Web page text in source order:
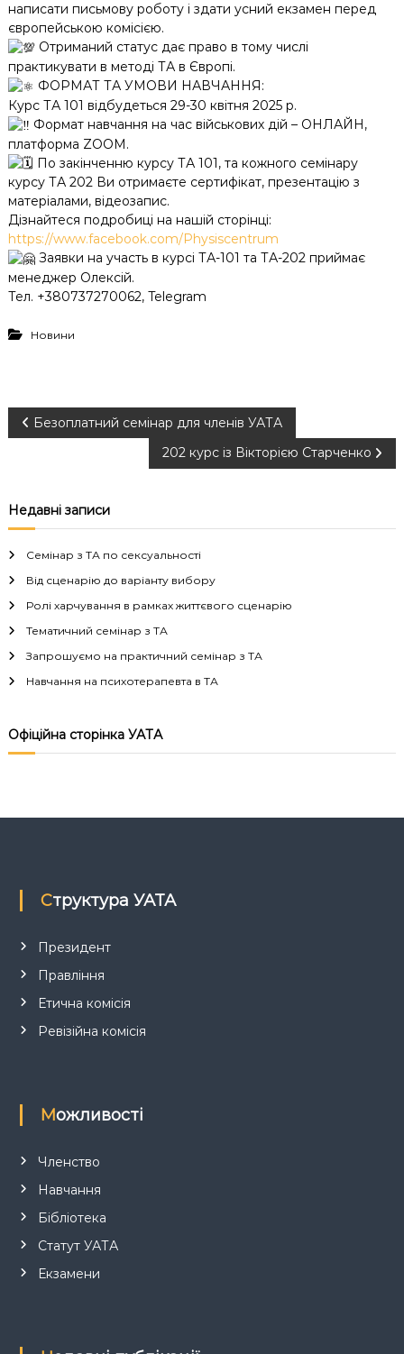
написати письмову роботу і здати усний екзамен перед
європейською комісією.
Отриманий статус дає право в тому числі
практикувати в методі ТА в Європі.
ФОРМАТ ТА УМОВИ НАВЧАННЯ:
Курс ТА 101 відбудеться 29-30 квітня 2025 р.
Формат навчання на час військових дій – ОНЛАЙН,
платформа ZOOM.
По закінченню курсу ТА 101, та кожного семінару
курсу ТА 202 Ви отримаєте сертифікат, презентацію з
матеріалами, відеозапис.
Дізнайтеся подробиці на нашій сторінці:
https://www.facebook.com/Physiscentrum
Заявки на участь в курсі ТА-101 та ТА-202 приймає
менеджер Олексій.
Тел. +380737270062, Telegram
Новини
Н
в
і
г
а
ц
я
и
с
в
Безоплатний семінар для членів УАТА
202 курс із Вікторією Старченко
Недавні записи
Семінар з ТА по сексуальності
Від сценарію до варіанту вибору
Ролі харчування в рамках життєвого сценарію
Тематичний семінар з ТА
Запрошуємо на практичний семінар з ТА
Навчання на психотерапевта в ТА
Офіційна сторінка УАТА
Структура УАТА
Президент
Правління
Етична комісія
Ревізійна комісія
Можливості
Членство
Навчання
Бібліотека
Статут УАТА
Екзамени